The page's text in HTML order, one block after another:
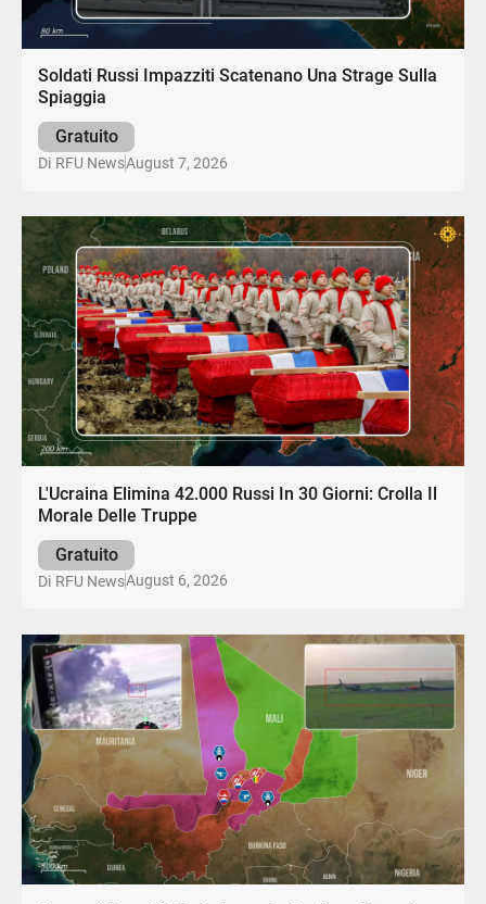
Soldati Russi Impazziti Scatenano Una Strage Sulla
Spiaggia
Gratuito
Di RFU NewsAugust 7, 2026
L'Ucraina Elimina 42.000 Russi In 30 Giorni: Crolla Il
Morale Delle Truppe
Gratuito
Di RFU NewsAugust 6, 2026